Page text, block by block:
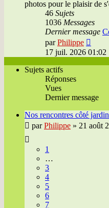
photos pour le plaisir de
46 Sujets
1036 Messages
Dernier message
parPhilippe
le
17 juil. 2026 01:02
Sujets actifs
Réponses
Vues
Dernier message
Nos rencontres côté
parPhilippe » 21 août
1
…
3
4
5
6
7